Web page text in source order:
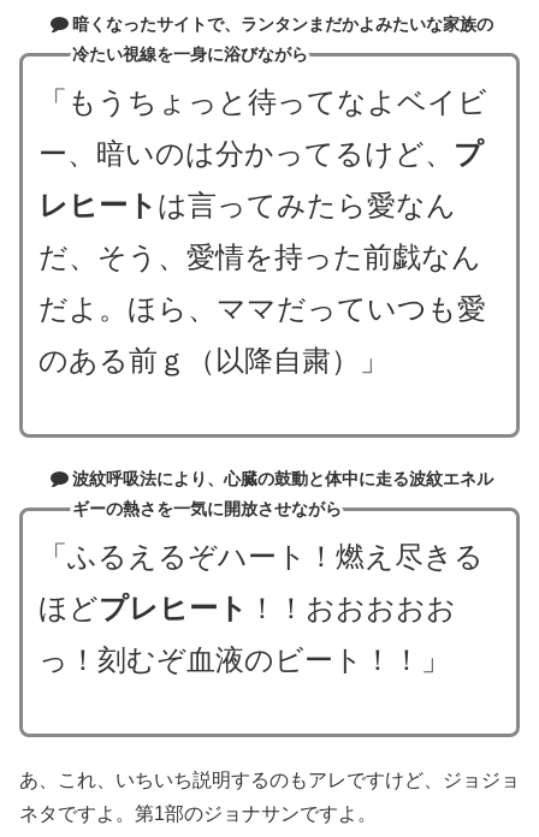
暗くなったサイトで、ランタンまだかよみたいな家族の
冷たい視線を一身に浴びながら
「もうちょっと待ってなよベイビ
ー、暗いのは分かってるけど、 プ
レヒート は言ってみたら愛なん
だ、そう、愛情を持った前戯なん
だよ。ほら、ママだっていつも愛
のある前ｇ（以降自粛）」
波紋呼吸法により、心臓の鼓動と体中に走る波紋エネル
ギーの熱さを一気に開放させながら
「ふるえるぞハート！燃え尽きる
ほどプレヒート ！！おおおおお
っ！刻むぞ血液のビート！！」
あ、これ、いちいち説明するのもアレですけど、ジョジョ
ネタですよ。第1部のジョナサンですよ。